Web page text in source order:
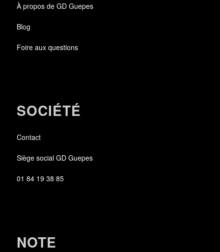
À propos de GD Guepes
Blog
Foire aux questions
SOCIÉTÉ
Contact
Siège social GD Guepes
01 84 19 38 85
NOTE